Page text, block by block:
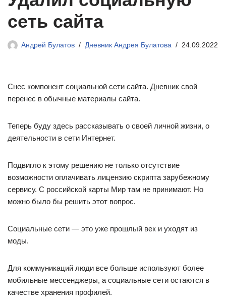
сеть сайта
Андрей Булатов Дневник Андрея Булатова 24.09.2022
Снес компонент социальной сети сайта. Дневник свой
перенес в обычные материалы сайта.
Теперь буду здесь рассказывать о своей личной жизни, о
деятельности в сети Интернет.
Подвигло к этому решению не только отсутствие
возможности оплачивать лицензию скрипта зарубежному
сервису. С российской карты Мир там не принимают. Но
можно было бы решить этот вопрос.
Социальные сети — это уже прошлый век и уходят из
моды.
Для коммуникаций люди все больше используют более
мобильные мессенджеры, а социальные сети остаются в
качестве хранения профилей.